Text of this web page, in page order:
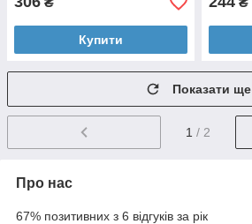
Купити
Показати ще
1 / 2
Про нас
67% позитивних з 6 відгуків за рік